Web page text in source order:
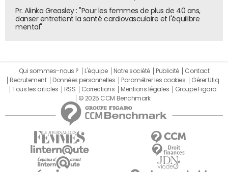
Pr. Alinka Greasley : "Pour les femmes de plus de 40 ans,
danser entretient la santé cardiovasculaire et l'équilibre
mental"
Qui sommes-nous ? L'équipe Notre société Publicité
Contact
Recrutement
Données personnelles Paramétrer les cookies
Gérer Utiq
Tous les articles
RSS Corrections Mentions légales
Groupe Figaro
© 2025 CCM Benchmark